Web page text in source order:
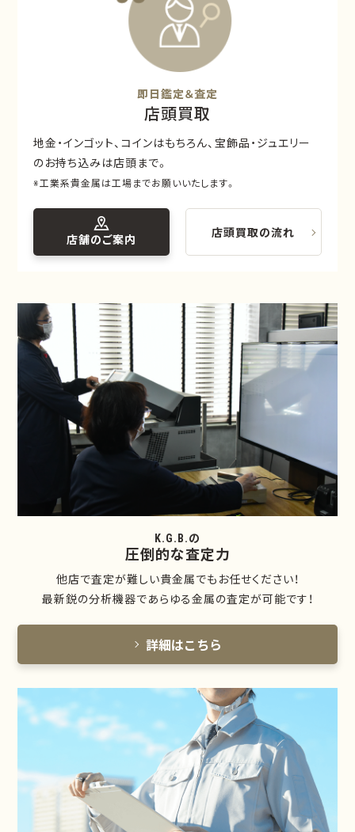
即日鑑定＆査定
店頭買取
地金・インゴット、コインはもちろん、宝飾品・ジュエリー
のお持ち込みは店頭まで。
※工業系貴金属は工場までお願いいたします。
店舗のご案内 店頭買取の流れ
K.G.B.の
圧倒的な査定力
他店で査定が難しい貴金属でもお任せください！
最新鋭の分析機器であらゆる金属の査定が可能です！
詳細はこちら